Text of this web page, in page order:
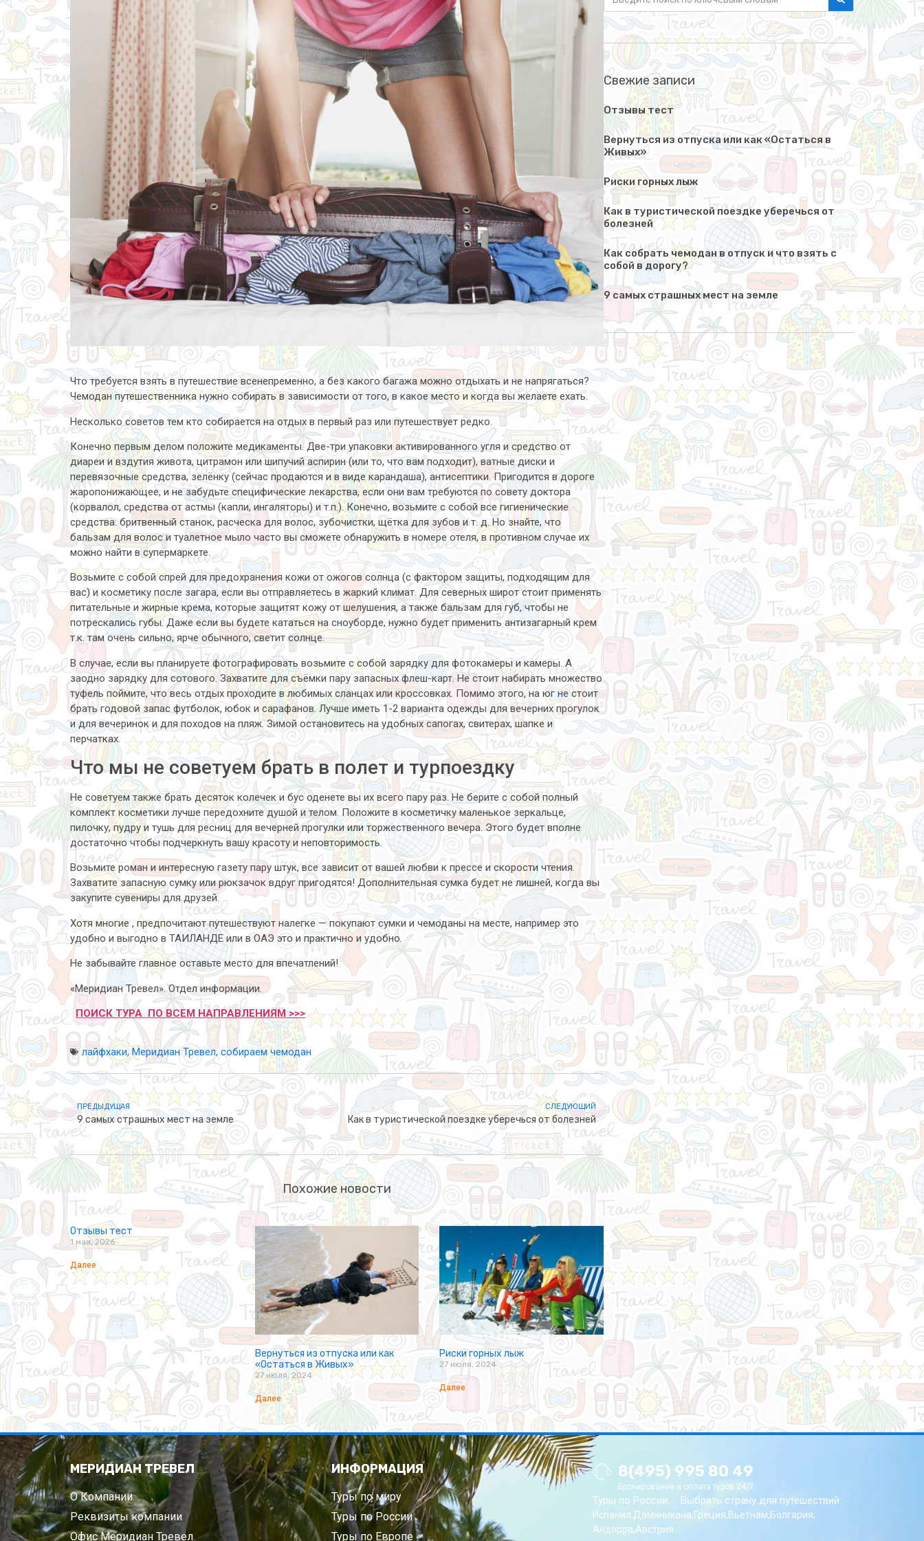
Что требуется взять в путешествие всенепременно, а без какого багажа можно отдыхать и не напрягаться?
Чемодан путешественника нужно собирать в зависимости от того, в какое место и когда вы желаете ехать.
Несколько советов тем кто собирается на отдых в первый раз или путешествует редко.
Конечно первым делом положите медикаменты. Две-три упаковки активированного угля и средство от
диареи и вздутия живота, цитрамон или шипучий аспирин (или то, что вам подходит), ватные диски и
перевязочные средства, зелёнку (сейчас продаются и в виде карандаша), антисептики. Пригодится в дороге
жаропонижающее, и не забудьте специфические лекарства, если они вам требуются по совету доктора
(корвалол, средства от астмы (капли, ингаляторы) и т.п.). Конечно, возьмите с собой все гигиенические
средства: бритвенный станок, расческа для волос, зубочистки, щётка для зубов и т. д. Но знайте, что
бальзам для волос и туалетное мыло часто вы сможете обнаружить в номере отеля, в противном случае их
можно найти в супермаркете.
Возьмите с собой спрей для предохранения кожи от ожогов солнца (с фактором защиты, подходящим для
вас) и косметику после загара, если вы отправляетесь в жаркий климат. Для северных широт стоит применять
питательные и жирные крема, которые защитят кожу от шелушения, а также бальзам для губ, чтобы не
потрескались губы. Даже если вы будете кататься на сноуборде, нужно будет применить антизагарный крем
т.к. там очень сильно, ярче обычного, светит солнце.
В случае, если вы планируете фотографировать возьмите с собой зарядку для фотокамеры и камеры. А
заодно зарядку для сотового. Захватите для съёмки пару запасных флеш-карт. Не стоит набирать множество
туфель поймите, что весь отдых проходите в любимых сланцах или кроссовках. Помимо этого, на юг не стоит
брать годовой запас футболок, юбок и сарафанов. Лучше иметь 1-2 варианта одежды для вечерних прогулок
и для вечеринок и для походов на пляж. Зимой остановитесь на удобных сапогах, свитерах, шапке и
перчатках.
Что мы не советуем брать в полет и турпоездку
Не советуем также брать десяток колечек и бус оденете вы их всего пару раз. Не берите с собой полный
комплект косметики лучше передохните душой и телом. Положите в косметичку маленькое зеркальце,
пилочку, пудру и тушь для ресниц для вечерней прогулки или торжественного вечера. Этого будет вполне
достаточно чтобы подчеркнуть вашу красоту и неповторимость.
Возьмите роман и интересную газету пару штук, все зависит от вашей любви к прессе и скорости чтения.
Захватите запасную сумку или рюкзачок вдруг пригодятся! Дополнительная сумка будет не лишней, когда вы
закупите сувениры для друзей.
Хотя многие , предпочитают путешествуют налегке — покупают сумки и чемоданы на месте, например это
удобно и выгодно в ТАИЛАНДЕ или в ОАЭ это и практично и удобно.
Не забывайте главное оставьте место для впечатлений!
«Меридиан Тревел». Отдел информации.
ПОИСК ТУРА ПО ВСЕМ НАПРАВЛЕНИЯМ >>>
лайфхаки,Меридиан Тревел,собираем чемодан
ПРЕДЫДУЩАЯ
9 самых страшных мест на земле
СЛЕДУЮЩИЙ
Как в туристической поездке уберечься от болезней
Похожие новости
Отзывы тест
1 мая, 2026
Далее
Вернуться из отпуска или как
«Остаться в Живых»
27 июля, 2024
Далее
Риски горных лыж
27 июля, 2024
Далее
Свежие записи
Отзывы тест
Вернуться из отпуска или как «Остаться в
Живых»
Риски горных лыж
Как в туристической поездке уберечься от
болезней
Как собрать чемодан в отпуск и что взять с
собой в дорогу?
9 самых страшных мест на земле
МЕРИДИАН ТРЕВЕЛ
О Компании
Реквизиты компании
Офис Меридиан Тревел
ИНФОРМАЦИЯ
Туры по миру
Туры по России
Туры по Европе
8(495) 995 80 49
Бронирование и оплата туров 24/7
Туры по России. Выбрать страну для путешествий:
Испания Доминикана Греция Вьетнам Болгария
Андорра Австрия